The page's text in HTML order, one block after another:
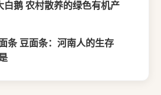
白鹅 农村散养的绿色有机产
条 豆面条：河南人的生存